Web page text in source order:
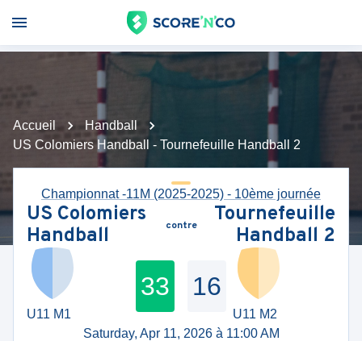
Accueil
Handball
US Colomiers Handball - Tournefeuille Handball 2
Championnat -11M (2025-2025) - 10ème journée
US Colomiers
Handball
contre
Tournefeuille
Handball 2
U11 M1
33 16
U11 M2
Saturday, Apr 11, 2026 à 11:00 AM